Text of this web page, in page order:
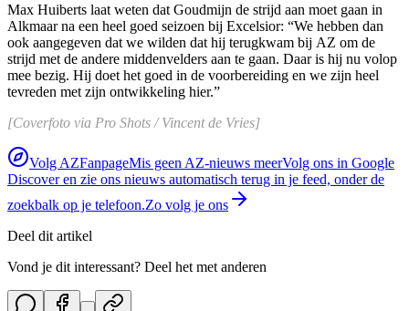
Max Huiberts laat weten dat Goudmijn de strijd aan moet gaan in
Alkmaar na een heel goed seizoen bij Excelsior: “We hebben dan
ook aangegeven dat we wilden dat hij terugkwam bij AZ om de
strijd met de andere middenvelders aan te gaan. Daar is hij nu volop
mee bezig. Hij doet het goed in de voorbereiding en we zijn heel
tevreden met zijn ontwikkeling hier.”
[Coverfoto via Pro Shots / Vincent de Vries]
Volg AZFanpageMis geen AZ-nieuws meerVolg ons in Google
Discover en zie ons nieuws automatisch terug in je feed, onder de
zoekbalk op je telefoon.Zo volg je ons
Deel dit artikel
Vond je dit interessant? Deel het met anderen